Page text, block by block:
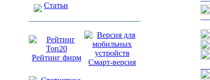
Статьи
Рейтинг фирм
Смарт-версия